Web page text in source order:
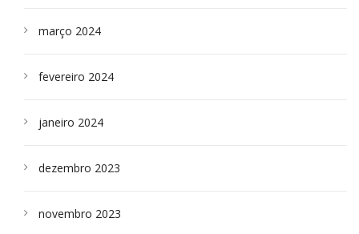
março 2024
fevereiro 2024
janeiro 2024
dezembro 2023
novembro 2023